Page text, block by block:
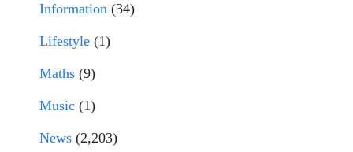
Information (34)
Lifestyle (1)
Maths (9)
Music (1)
News (2,203)